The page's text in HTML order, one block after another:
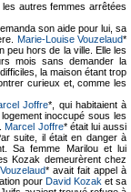
autres femmes arrêtées
son aide pour lui, sa
Marie-Louise Vouzelaud*
peu hors de la ville. Elle les
mois sans demander la
la maison étant trop
curieux et, comme les
Joffre*, qui habitaient à
inoccupé sous les
Marcel Joffre* était lui aussi
suite, il était en danger à
Sa femme Marilou et lui
Kozak demeurèrent chez
* avait fait appel à
pour David Kozak et sa